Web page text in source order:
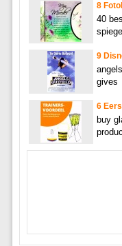
8
40
9
gives
6
buy